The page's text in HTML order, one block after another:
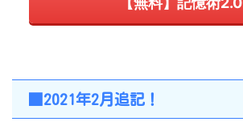
■2021年2月追記！